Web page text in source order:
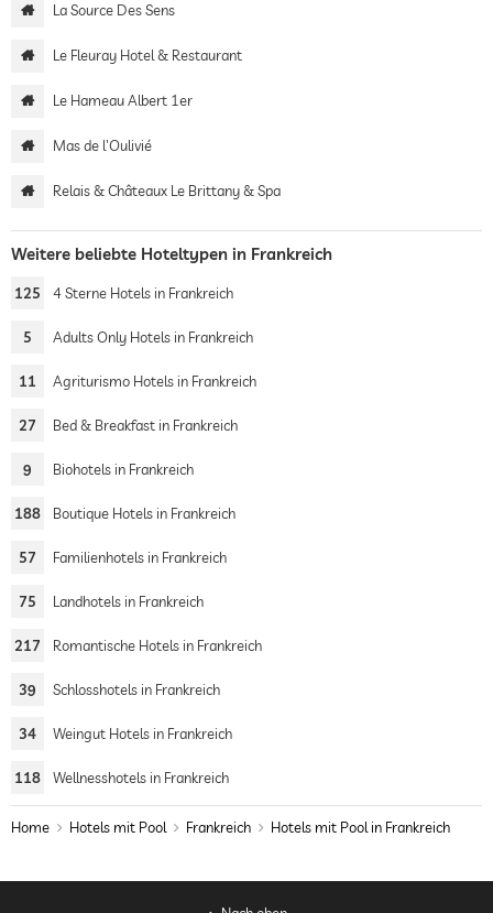
La Source Des Sens
Le Fleuray Hotel & Restaurant
Le Hameau Albert 1er
Mas de l'Oulivié
Relais & Châteaux Le Brittany & Spa
Weitere beliebte Hoteltypen in Frankreich
125 4 Sterne Hotels in Frankreich
5 Adults Only Hotels in Frankreich
11 Agriturismo Hotels in Frankreich
27 Bed & Breakfast in Frankreich
9 Biohotels in Frankreich
188 Boutique Hotels in Frankreich
57 Familienhotels in Frankreich
75 Landhotels in Frankreich
217 Romantische Hotels in Frankreich
39 Schlosshotels in Frankreich
34 Weingut Hotels in Frankreich
118 Wellnesshotels in Frankreich
Home Hotels mit Pool Frankreich Hotels mit Pool in Frankreich